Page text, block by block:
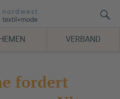
VERBAND
fordert